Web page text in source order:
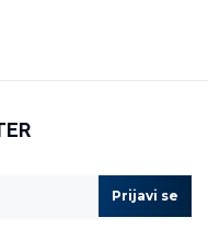
Prijavi se